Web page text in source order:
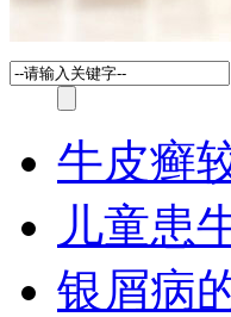
牛皮癣
儿童患
银屑病